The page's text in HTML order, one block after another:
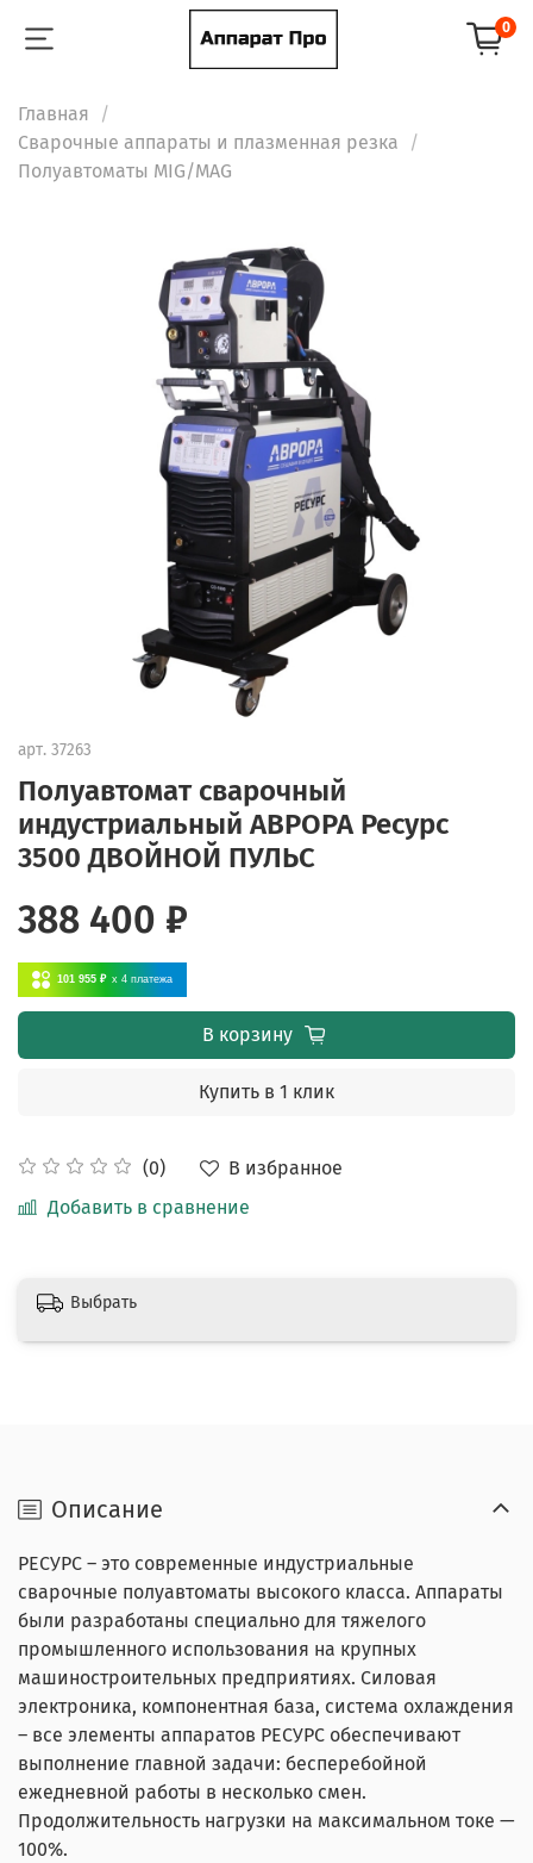
0
Главная
Сварочные аппараты и плазменная резка
Полуавтоматы MIG/MAG
арт. 37263
Полуавтомат сварочный
индустриальный АВРОРА Ресурс
3500 ДВОЙНОЙ ПУЛЬС
(0)
В избранное
Добавить в сравнение
388 400 ₽
101 955 ₽ x 4 платежа
В корзину
Купить в 1 клик
Выбрать
Описание
РЕСУРС – это современные индустриальные
сварочные полуавтоматы высокого класса. Аппараты
были разработаны специально для тяжелого
промышленного использования на крупных
машиностроительных предприятиях. Силовая
электроника, компонентная база, система охлаждения
– все элементы аппаратов РЕСУРС обеспечивают
выполнение главной задачи: бесперебойной
ежедневной работы в несколько смен.
Продолжительность нагрузки на максимальном токе —
100%.